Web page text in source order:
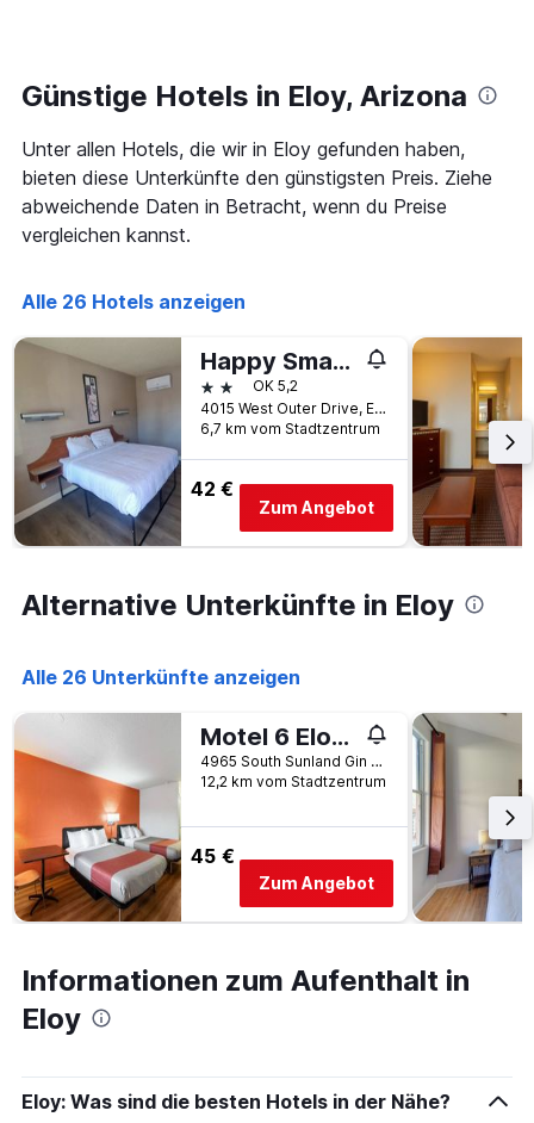
Zimmerpreis
anzeigt.
jeweiligen
Wochentag.
Diagramm
hat
X-
Achse,
Wochentage
anzeigt.
Das
Diagramm
1
Y-
Achse,
die
den
durchschnittlichen
Günstige Hotels in Eloy, Arizona
Unter allen Hotels, die wir in Eloy gefunden haben,
bieten diese Unterkünfte den günstigsten Preis. Ziehe
abweichende Daten in Betracht, wenn du Preise
vergleichen kannst.
Alle 26 Hotels anzeigen
Happy Smart Inn I-10 Eloy and Casa Grande
2 SterneOK 5,2
4015 West Outer Drive, Eloy, AZ, USA
6,7 km vom Stadtzentrum
42 €
Zum Angebot
Alternative Unterkünfte in Eloy
Alle 26 Unterkünfte anzeigen
Motel 6 Eloy, Az - Casa Grande
4965 South Sunland Gin Road, Eloy, AZ, USA
12,2 km vom Stadtzentrum
45 €
Zum Angebot
Informationen zum Aufenthalt in
Eloy
Eloy: Was sind die besten Hotels in der Nähe?